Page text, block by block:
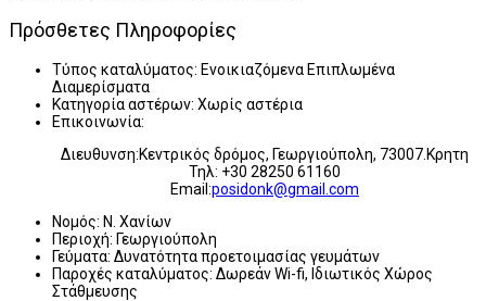
Πρόσθετες Πληροφορίες
Τύπος καταλύματος: Ενοικιαζόμενα Επιπλωμένα
Διαμερίσματα
Κατηγορία αστέρων: Χωρίς αστέρια
Επικοινωνία:
Διευθυνση:Κεντρικός δρόμος, Γεωργιούπολη, 73007.Κρητη
Τηλ: +30 28250 61160
Email:posidonk@gmail.com
Νομός: Ν. Χανίων
Περιοχή: Γεωργιούπολη
Γεύματα: Δυνατότητα προετοιμασίας γευμάτων
Παροχές καταλύματος: Δωρεάν Wi-fi, Ιδιωτικός Χώρος
Στάθμευσης